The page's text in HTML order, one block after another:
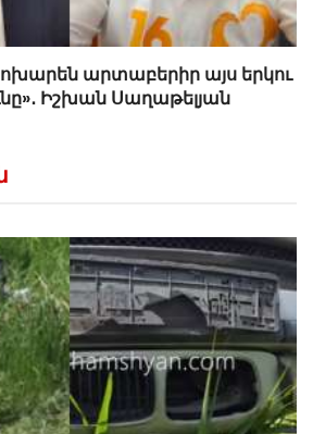
արտաբերիր այս երկու
Իշխան Սաղաթելյան